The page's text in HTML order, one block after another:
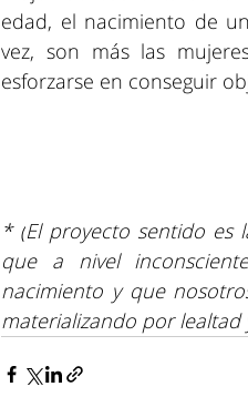
edad, el nacimiento de
vez, son más las
esforzarse en conseguir
* (El proyecto sentido es
que a nivel
nacimiento y que
materializando por lealtad